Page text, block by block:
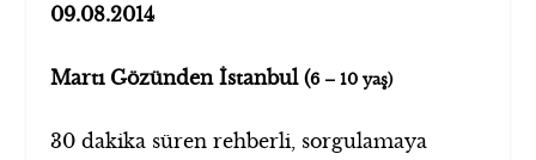
09.08.2014
Martı Gözünden İstanbul (6 – 10 yaş)
30 dakika süren rehberli, sorgulamaya